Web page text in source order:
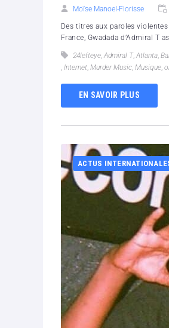
Moïse Manoel-Florisse
Des titres aux paroles
France, Gwadada d’Admiral T
24lefteye, Admiral T, Atlanta,
, Internet, Murder Music, Musique,
EN SAVOIR PLUS
ACTUS